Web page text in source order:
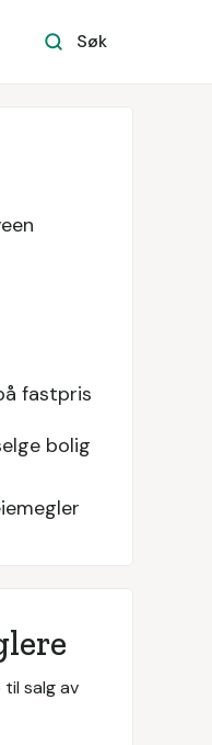
Søk
fastpris
bolig
salg av